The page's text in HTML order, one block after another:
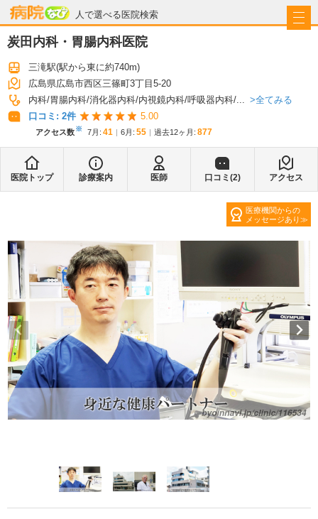
人で選べる医院検索
病院なび
炭田内科・胃腸内科医院
三滝駅(駅から東に約740m)
広島県広島市西区三篠町3丁目5-20
内科 胃腸内科 消化器内科 内視鏡内科 呼吸器内科 ...
全てみる
口コミ: 2件 5.00
アクセス数※ 7月 : 41 6月 : 55 過去12ヶ月: 877
医院トップ 診療案内 医師 口コミ(2) アクセス
医療機関からの
メッセージあり